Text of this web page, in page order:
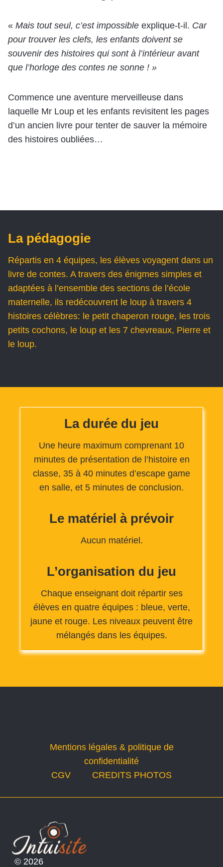
« Mais tout seul, c’est impossible explique-t-il. Car
pour trouver les clefs, les enfants doivent se
souvenir des histoires qui sont à l’intérieur avant
que l’horloge des contes ne sonne ! »
Commence une aventure merveilleuse dans
laquelle Mr Loup et les enfants revisitent les pages
d’un ancien livre pour tenter de sauver la mémoire
des histoires oubliées…
La pédagogie
Répartis en 4 équipes, les élèves voyagent dans un
livre de contes. A travers des énigmes simples et
adaptées à l’ensemble des sections de l’école
maternelle, ils redécouvrent le loup à travers 4
histoires célèbres: le petit chaperon rouge, les trois
petits cochons, le loup et les 7 chevreaux, Pierre et
le loup.
La durée du jeu
Une heure maximum comprenant 10
minutes de présentation de l’histoire en
classe, 35 à 40 minutes d’escape game
en salle, et 5 minutes de conclusion.
Le matériel à prévoir
Aucun matériel.
L’organisation du jeu
Chaque enseignant doit répartir ses
élèves en quatre équipes : bleue, verte,
jaune et rouge. Les niveaux peuvent être
mélangés dans les équipes.
Mentions légales & politique de
confidentialité
CGV
CREDITS PHOTOS
© 2026